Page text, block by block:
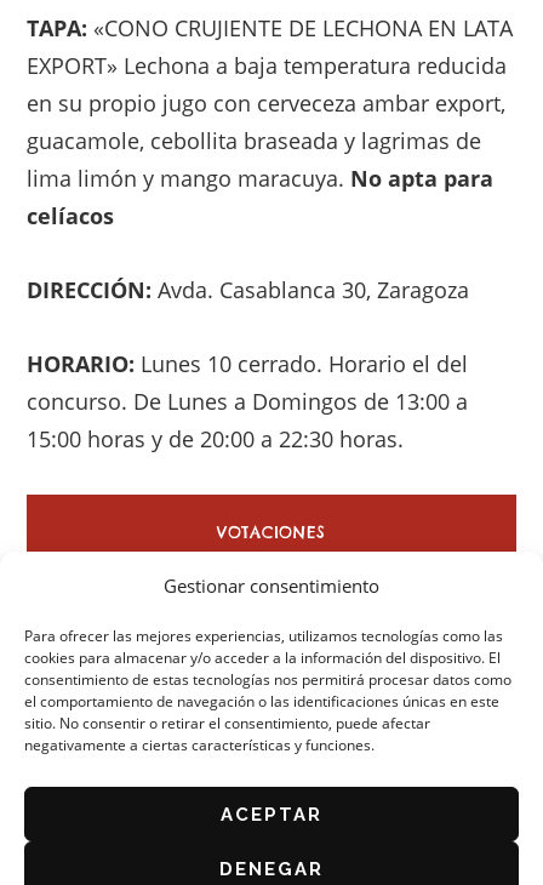
Gestionar consentimiento
Para ofrecer las mejores experiencias, utilizamos tecnologías como las
cookies para almacenar y/o acceder a la información del dispositivo. El
consentimiento de estas tecnologías nos permitirá procesar datos como
el comportamiento de navegación o las identificaciones únicas en este
sitio. No consentir o retirar el consentimiento, puede afectar
negativamente a ciertas características y funciones.
ACEPTAR
DENEGAR
TAPA:«CONO CRUJIENTE DE LECHONA EN LATA
EXPORT» Lechona a baja temperatura reducida
en su propio jugo con cerveceza ambar export,
guacamole, cebollita braseada y lagrimas de
lima limón y mango maracuya. No apta para
celíacos
DIRECCIÓN:Avda. Casablanca 30, Zaragoza
HORARIO: Lunes 10 cerrado. Horario el del
concurso. De Lunes a Domingos de 13:00 a
15:00 horas y de 20:00 a 22:30 horas.
VOTACIONES
ORGANIZA: ASOCIACIÓN DE CAFÉS Y BARES DE
BASES DEL CONCURSO 2026